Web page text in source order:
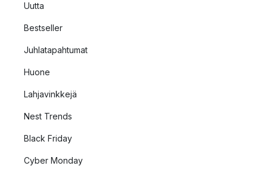
Uutta
Bestseller
Juhlatapahtumat
Huone
Lahjavinkkejä
Nest Trends
Black Friday
Cyber Monday